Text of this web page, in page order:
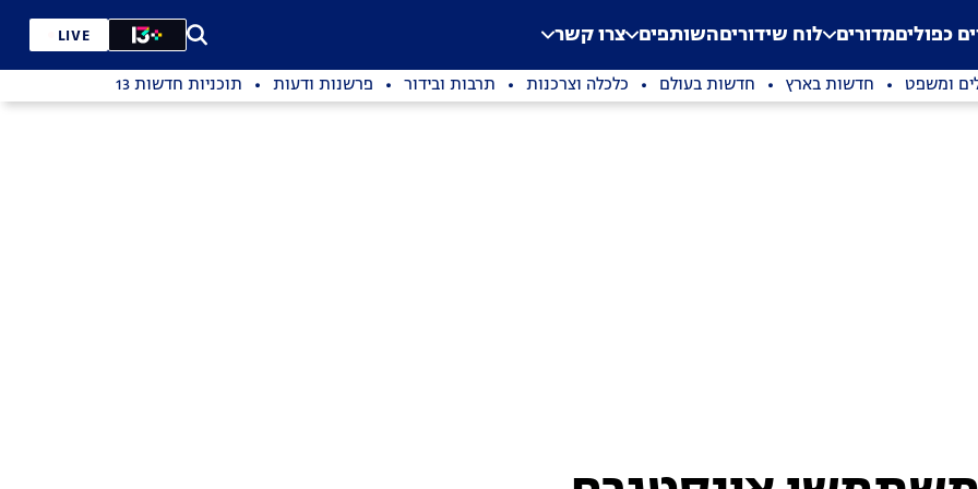
Application error: a
. כפוליםמדורים לוח שידוריםהשותפים צרו קשר LIVE
ומשפט חדשות בארץ חדשות בעולם כלכלה וצרכנות תרבות ובידור פרשנות ודעות תוכניות חדשות 13